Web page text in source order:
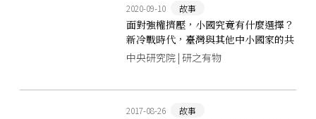
2020-09-10 故事
面對強權擠壓，小國究竟有什麼選擇？
新冷戰時代，臺灣與其他中小國家的共
同難題
中央研究院 | 研之有物
2017-08-26 故事